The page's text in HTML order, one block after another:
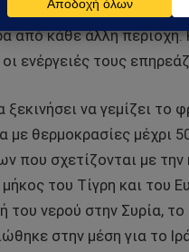
Δορυφορικές
από κάθε άλλη
ενέργειές τους
να γεμίζει το
θερμοκρασίες μέχρι
που σχετίζονται με
του Τίγρη και του
νερού στην Συρία, το
στην μέση για το